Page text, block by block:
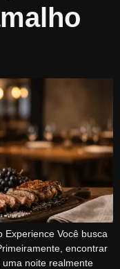
Experience Você busca
encontrar
noite realmente